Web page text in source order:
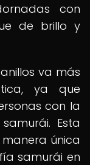
con
de brillo y
va más
ya que
con la
Esta
única
samurái en